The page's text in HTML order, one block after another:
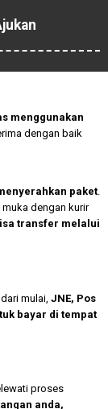
menggunakan
dengan baik
paket.
dengan kurir
transfer melalui
mulai, JNE, Pos
bayar di tempat
proses
anda,